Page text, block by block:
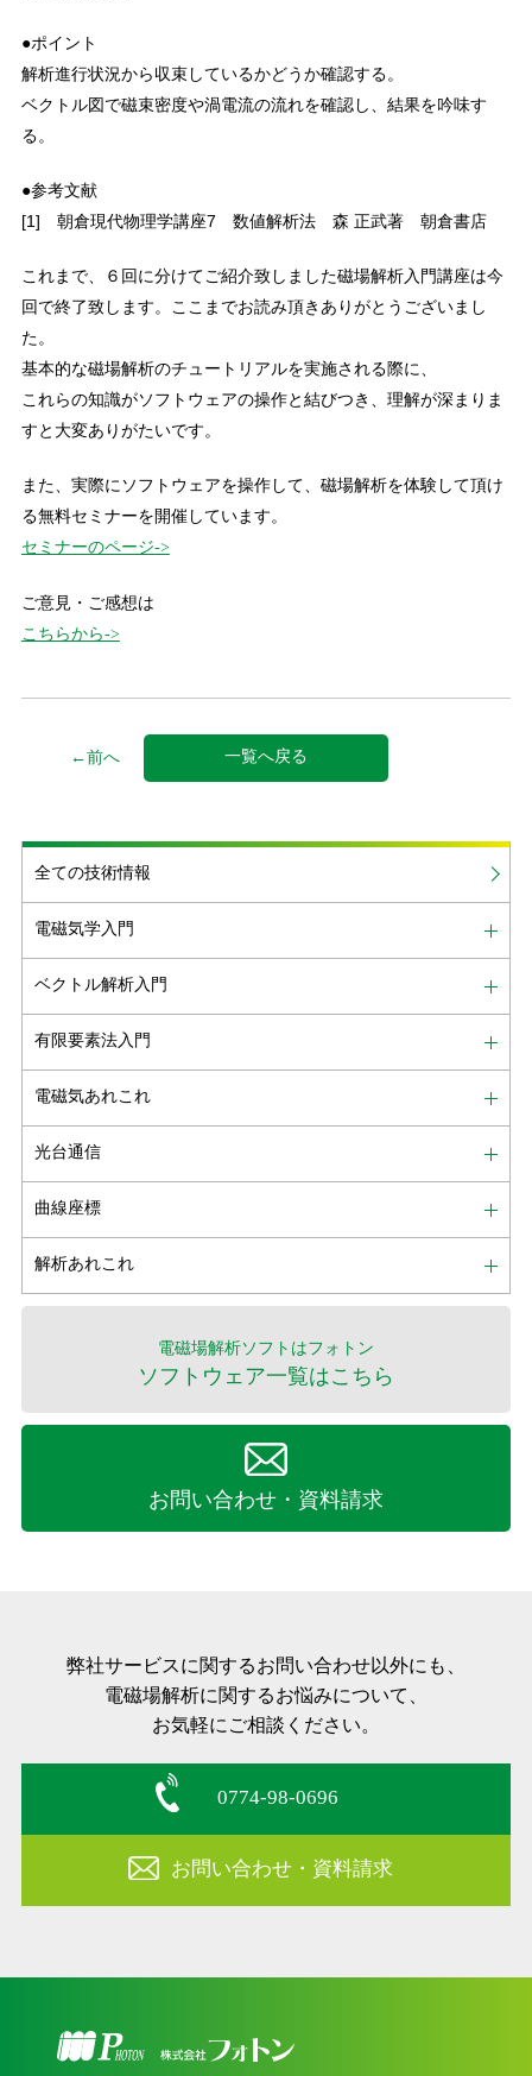
●ポイント
解析進行状況から収束しているかどうか確認する。
ベクトル図で磁束密度や渦電流の流れを確認し、結果を吟味す
る。
●参考文献
[1] 朝倉現代物理学講座7 数値解析法 森 正武著 朝倉書店
これまで、６回に分けてご紹介致しました磁場解析入門講座は今
回で終了致します。ここまでお読み頂きありがとうございまし
た。
基本的な磁場解析のチュートリアルを実施される際に、
これらの知識がソフトウェアの操作と結びつき、理解が深まりま
すと大変ありがたいです。
また、実際にソフトウェアを操作して、磁場解析を体験して頂け
る無料セミナーを開催しています。
セミナーのページ->
ご意見・ご感想は
こちらから->
←前へ 一覧へ戻る
全ての技術情報
電磁気学入門
ベクトル解析入門
有限要素法入門
電磁気あれこれ
光台通信
曲線座標
解析あれこれ
電磁場解析ソフトはフォトン
ソフトウェア一覧はこちら
お問い合わせ・資料請求
弊社サービスに関するお問い合わせ以外にも、
電磁場解析に関するお悩みについて、
お気軽にご相談ください。
0774-98-0696
お問い合わせ・資料請求